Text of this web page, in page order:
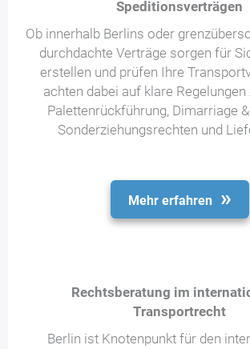
Speditionsverträgen
Ob innerhalb Berlins oder
durchdachte Verträge sorgen für
erstellen und prüfen Ihre
achten dabei auf klare Regelungen
Palettenrückführung, Dimarriage
Sonderziehungsrechten und
Mehr erfahren
Rechtsberatung im
Transportrecht
Berlin ist Knotenpunkt für den